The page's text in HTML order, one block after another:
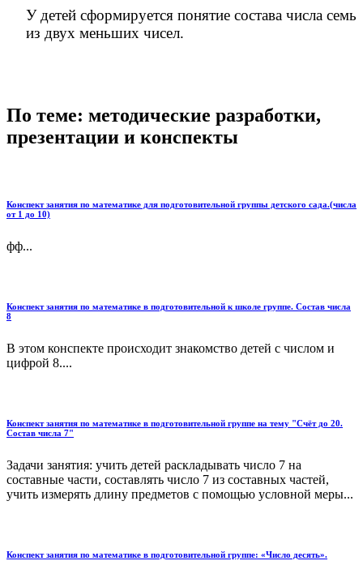
У детей сформируется понятие состава числа семь
из двух меньших чисел.
По теме: методические разработки,
презентации и конспекты
Конспект занятия по математике для подготовительной группы детского сада.(числа
от 1 до 10)
фф...
Конспект занятия по математике в подготовительной к школе группе. Состав числа
8
В этом конспекте происходит знакомство детей с числом и
цифрой 8....
Конспект занятия по математике в подготовительной группе на тему "Счёт до 20.
Состав числа 7"
Задачи занятия: учить детей раскладывать число 7 на
составные части, составлять число 7 из составных частей,
учить измерять длину предметов с помощью условной меры...
Конспект занятия по математике в подготовительной группе: «Число десять».